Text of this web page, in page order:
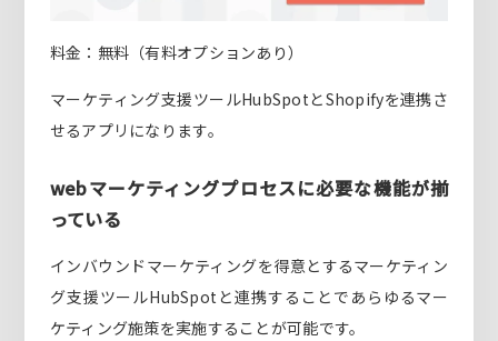
料金：無料（有料オプションあり）
マーケティング支援ツールHubSpotとShopifyを連携さ
せるアプリになります。
webマーケティングプロセスに必要な機能が揃
っている
インバウンドマーケティングを得意とするマーケティン
グ支援ツールHubSpotと連携することであらゆるマー
ケティング施策を実施することが可能です。